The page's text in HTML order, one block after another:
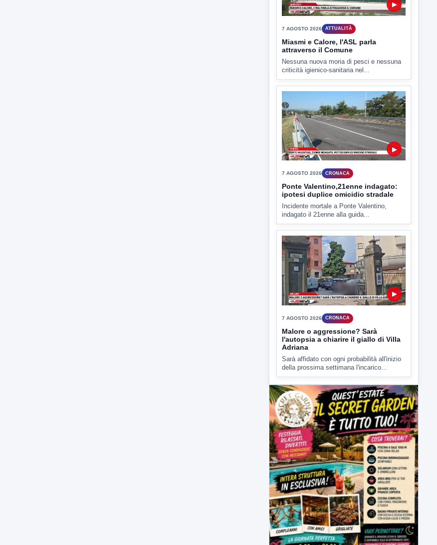
Miasmi e Calore, l'ASL parla
attraverso il Comune
Nessuna nuova moria di pesci e nessuna
criticità igienico-sanitaria nel...
▶
7 AGOSTO 2026
Ponte Valentino,21enne indagato:
ipotesi duplice omicidio stradale
Incidente mortale a Ponte Valentino,
indagato il 21enne alla guida...
▶
7 AGOSTO 2026 CRONACA
Malore o aggressione? Sarà
l'autopsia a chiarire il giallo di Villa
Sarà affidato con ogni probabilità all'inizio
della prossima settimana l'incarico...